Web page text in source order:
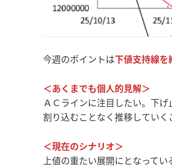
今週のポイントは下値支持線を
＜あくまでも個人的見解＞
ＡＣラインに注目したい。下
割り込むことなく推移していく
＜現在のシナリオ＞
上値の重たい展開にとなって